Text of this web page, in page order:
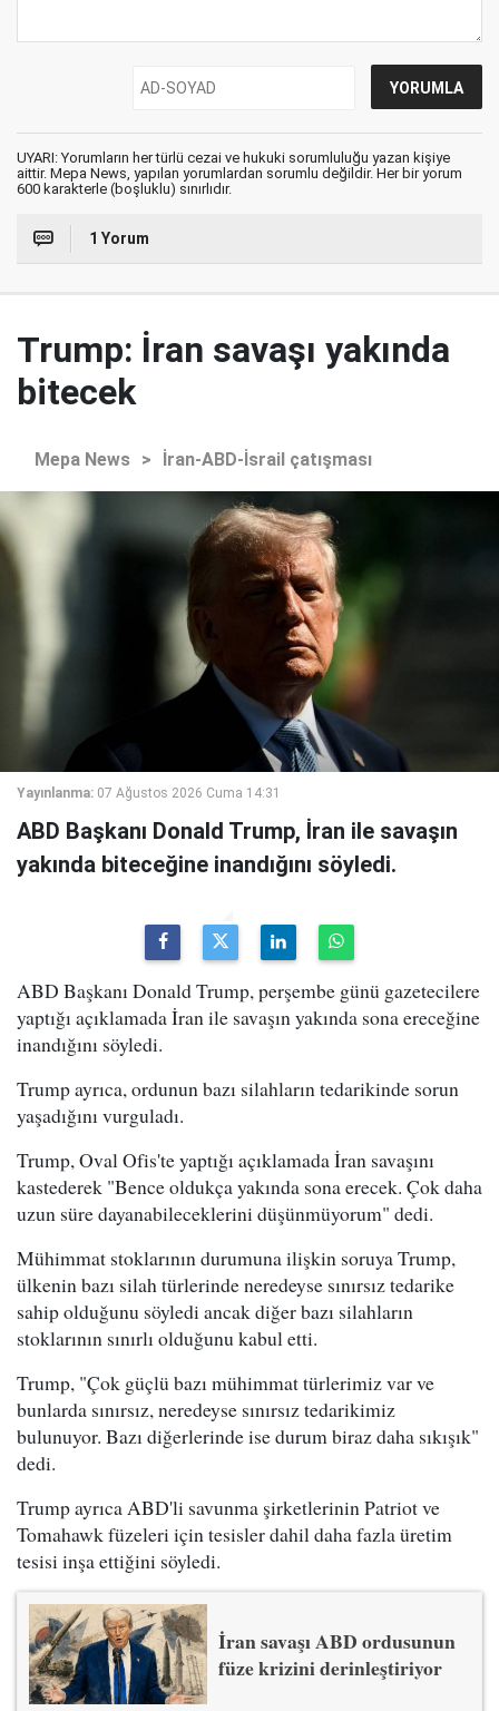
UYARI: Yorumların her türlü cezai ve hukuki sorumluluğu yazan kişiye
aittir. Mepa News, yapılan yorumlardan sorumlu değildir. Her bir yorum
600 karakterle (boşluklu) sınırlıdır.
1 Yorum
Trump: İran savaşı yakında
bitecek
Mepa News > İran-ABD-İsrail çatışması
Yayınlanma: 07 Ağustos 2026 Cuma 14:31
ABD Başkanı Donald Trump, İran ile savaşın
yakında biteceğine inandığını söyledi.
ABD Başkanı Donald Trump, perşembe günü gazetecilere
yaptığı açıklamada İran ile savaşın yakında sona ereceğine
inandığını söyledi.
Trump ayrıca, ordunun bazı silahların tedarikinde sorun
yaşadığını vurguladı.
Trump, Oval Ofis'te yaptığı açıklamada İran savaşını
kastederek "Bence oldukça yakında sona erecek. Çok daha
uzun süre dayanabileceklerini düşünmüyorum" dedi.
Mühimmat stoklarının durumuna ilişkin soruya Trump,
ülkenin bazı silah türlerinde neredeyse sınırsız tedarike
sahip olduğunu söyledi ancak diğer bazı silahların
stoklarının sınırlı olduğunu kabul etti.
Trump, "Çok güçlü bazı mühimmat türlerimiz var ve
bunlarda sınırsız, neredeyse sınırsız tedarikimiz
bulunuyor. Bazı diğerlerinde ise durum biraz daha sıkışık"
dedi.
Trump ayrıca ABD'li savunma şirketlerinin Patriot ve
Tomahawk füzeleri için tesisler dahil daha fazla üretim
tesisi inşa ettiğini söyledi.
İran savaşı ABD ordusunun
füze krizini derinleştiriyor